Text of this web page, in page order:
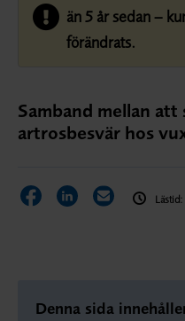
än 5 år sedan –
förändrats.
Samband mellan
artrosbesvär hos
Dela sidan på
DelaDela
Denna sida